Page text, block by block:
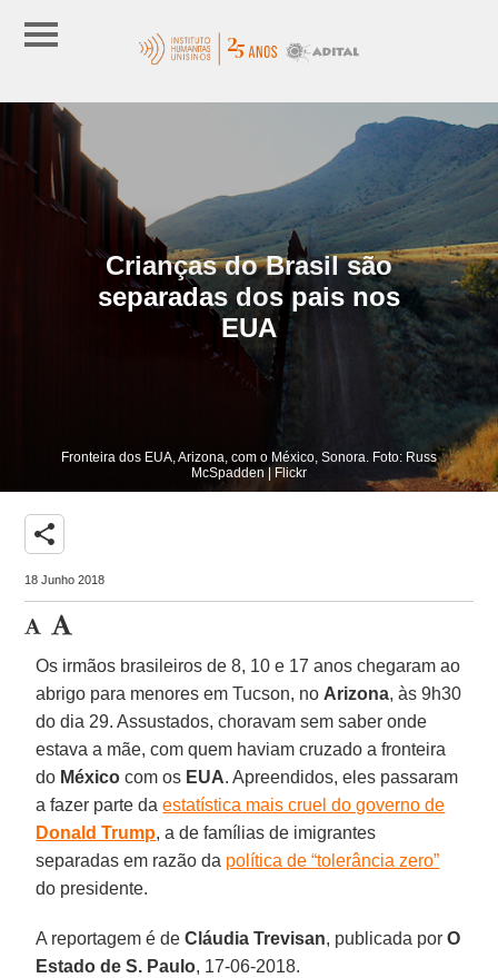
Crianças do Brasil são
separadas dos pais nos
EUA
Fronteira dos EUA, Arizona, com o México, Sonora. Foto: Russ
McSpadden | Flickr
share
18 Junho 2018
Os irmãos brasileiros de 8, 10 e 17 anos chegaram ao
abrigo para menores em Tucson, no Arizona, às 9h30
do dia 29. Assustados, choravam sem saber onde
estava a mãe, com quem haviam cruzado a fronteira
do México com os EUA. Apreendidos, eles passaram
a fazer parte daestatística mais cruel do governo de
Donald Trump, a de famílias de imigrantes
separadas em razão da política de “tolerância zero”
do presidente.
A reportagem é deCláudia Trevisan, publicada porO
Estado de S. Paulo, 17-06-2018.